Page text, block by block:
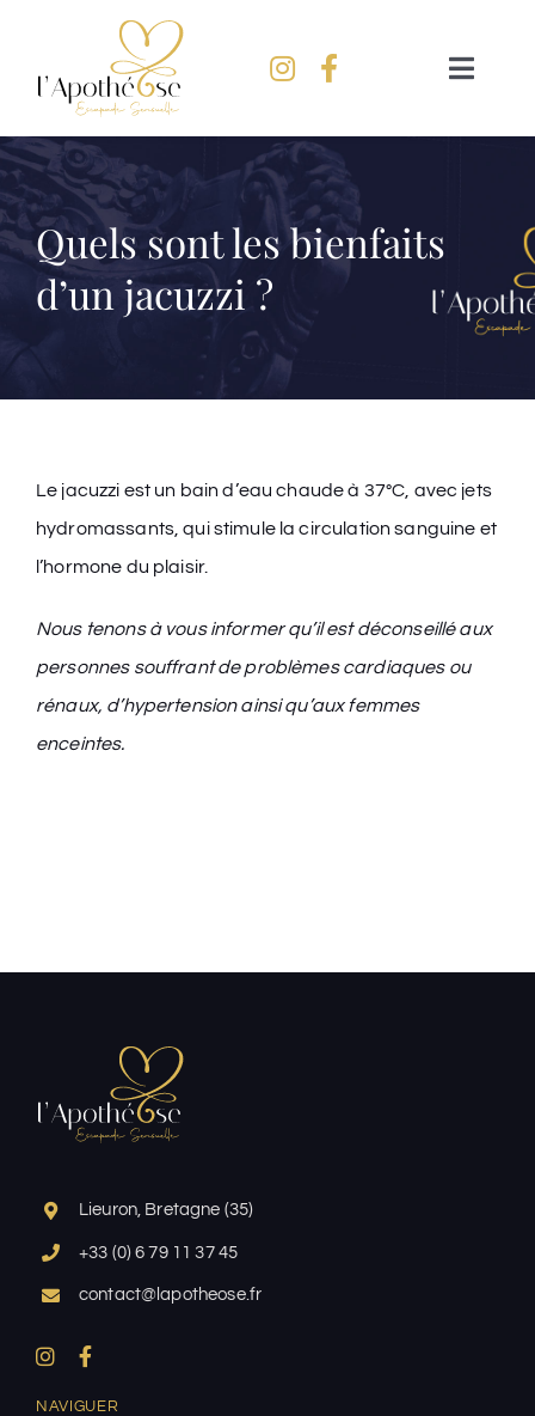
contenu
Tarifs
Quels sont les bienfaits
d’un jacuzzi ?
Le jacuzzi est un bain d’eau chaude à 37°C, avec jets
hydromassants, qui stimule la circulation sanguine et
l’hormone du plaisir.
Nous tenons à vous informer qu’il est déconseillé aux
personnes souffrant de problèmes cardiaques ou
rénaux, d’hypertension ainsi qu’aux femmes
enceintes.
Lieuron, Bretagne (35)
+33 (0) 6 79 11 37 45
contact@lapotheose.fr
NAVIGUER